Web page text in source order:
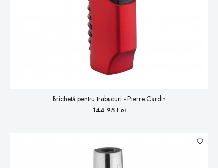
Brichetă pentru trabucuri - Pierre Cardin
144.95 Lei